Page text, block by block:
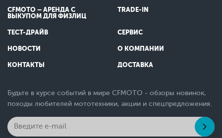
CFMOTO – АРЕНДА С
ВЫКУПОМ ДЛЯ ФИЗЛИЦ
TRADE-IN
ТЕСТ-ДРАЙВ СЕРВИС
НОВОСТИ О КОМПАНИИ
КОНТАКТЫ ДОСТАВКА
Будьте в курсе событий в мире CFMOTO - обзоры новинок,
походы любителей мототехники, акции и спецпредложения.